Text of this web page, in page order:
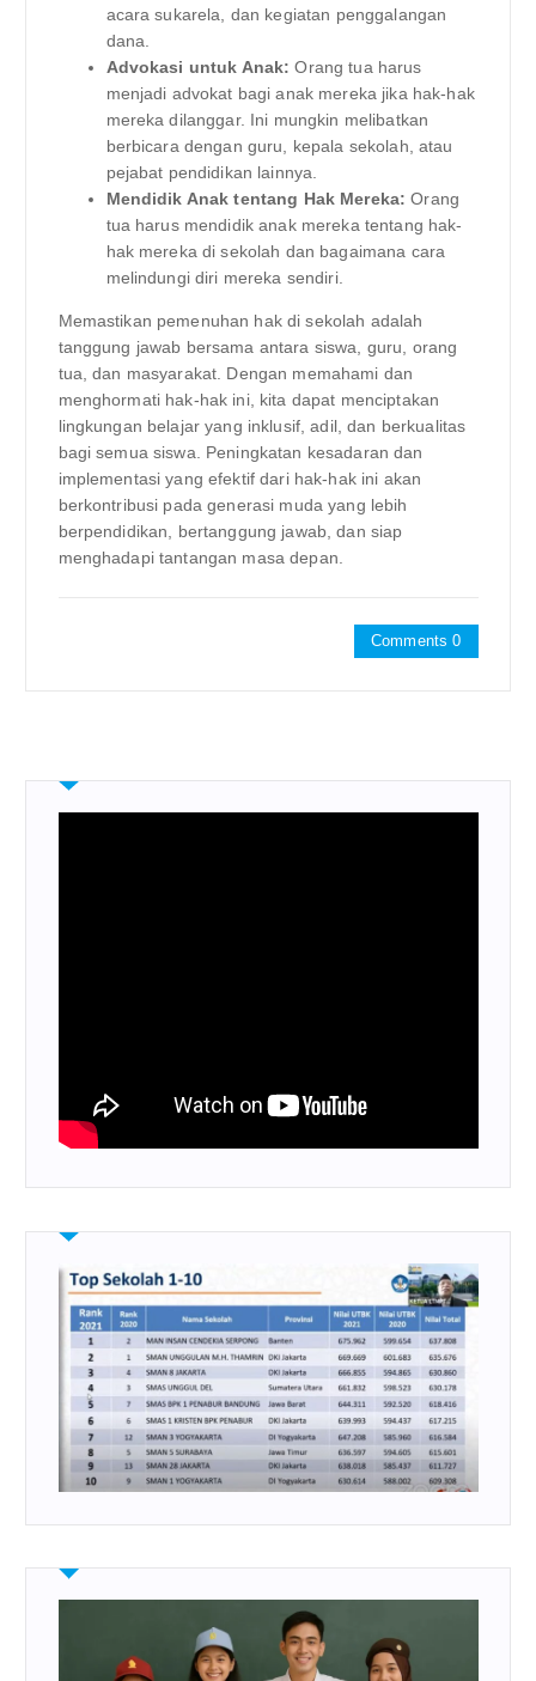
acara sukarela, dan kegiatan penggalangan
dana.
Advokasi untuk Anak: Orang tua harus
menjadi advokat bagi anak mereka jika hak-hak
mereka dilanggar. Ini mungkin melibatkan
berbicara dengan guru, kepala sekolah, atau
pejabat pendidikan lainnya.
Mendidik Anak tentang Hak Mereka: Orang
tua harus mendidik anak mereka tentang hak-
hak mereka di sekolah dan bagaimana cara
melindungi diri mereka sendiri.
Memastikan pemenuhan hak di sekolah adalah
tanggung jawab bersama antara siswa, guru, orang
tua, dan masyarakat. Dengan memahami dan
menghormati hak-hak ini, kita dapat menciptakan
lingkungan belajar yang inklusif, adil, dan berkualitas
bagi semua siswa. Peningkatan kesadaran dan
implementasi yang efektif dari hak-hak ini akan
berkontribusi pada generasi muda yang lebih
berpendidikan, bertanggung jawab, dan siap
menghadapi tantangan masa depan.
Comments 0